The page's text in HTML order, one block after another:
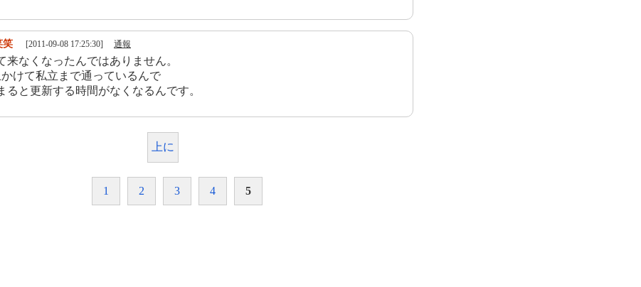
笑 [2011-09-08 17:25:30] 通報
来なくなったんではありません。
けて私立まで通っているんで
ると更新する時間がなくなるんです。
上に
1 2 3 4 5